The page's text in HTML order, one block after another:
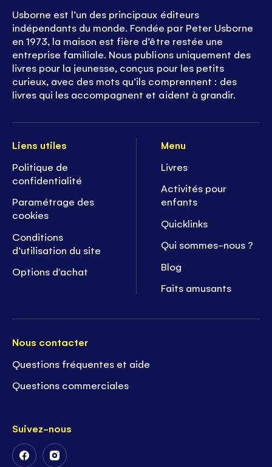
Liens utiles
Politique de
confidentialité
Paramétrage des
cookies
Conditions
d’utilisation du site
Options d'achat
Menu
Livres
Activités pour
enfants
Quicklinks
Qui sommes-nous ?
Blog
Faits amusants
Nous contacter
Questions fréquentes et aide
Questions commerciales
Suivez-nous
Suivez-Suivez-
Usborne est l’un des principaux éditeurs
indépendants du monde. Fondée par Peter Usborne
en 1973, la maison est fière d’être restée une
entreprise familiale. Nous publions uniquement des
livres pour la jeunesse, conçus pour les petits
curieux, avec des mots qu’ils comprennent : des
livres qui les accompagnent et aident à grandir.